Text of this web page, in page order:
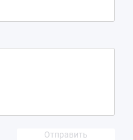
Отправить